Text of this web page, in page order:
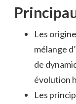
Les
mélange
de
évolution
Les